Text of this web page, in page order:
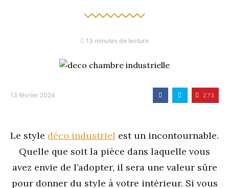
13 minutes de lecture
13 février 2024 273
Le style déco industriel est un incontournable.
Quelle que soit la pièce dans laquelle vous
avez envie de l’adopter, il sera une valeur sûre
pour donner du style à votre intérieur. Si vous